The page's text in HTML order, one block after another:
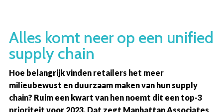
naar
inhoud
gaan
Alles komt neer op een unified
supply chain
Hoe belangrijk vinden retailers het meer
milieubewust en duurzaam maken van hun supply
chain? Ruim een kwart van hen noemt dit een top-3
prioriteit voor 2023. Dat zegt Manhattan Associates